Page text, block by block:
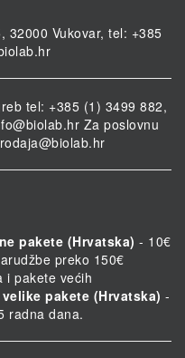
32000 Vukovar, tel: +385
tel: +385 (1) 3499 882,
Za poslovnu
pakete (Hrvatska) - 10€
preko 150€
i pakete većih
pakete (Hrvatska) -
radna dana.